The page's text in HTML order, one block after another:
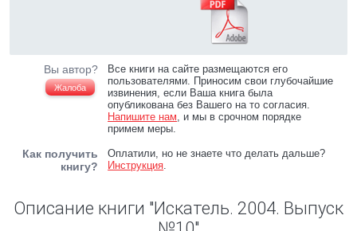
Вы автор?
Жалоба
Все книги на сайте размещаются его
пользователями. Приносим свои глубочайшие
извинения, если Ваша книга была
опубликована без Вашего на то согласия.
Напишите нам, и мы в срочном порядке
примем меры.
Как получить
книгу?
Оплатили, но не знаете что делать дальше?
Инструкция.
Описание книги "Искатель. 2004. Выпуск